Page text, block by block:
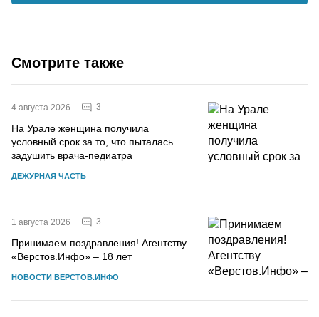
Смотрите также
4 августа 2026 3
На Урале женщина получила
условный срок за то, что пыталась
задушить врача-педиатра
ДЕЖУРНАЯ ЧАСТЬ
1 августа 2026 3
Принимаем поздравления! Агентству
«Верстов.Инфо» – 18 лет
НОВОСТИ ВЕРСТОВ.ИНФО